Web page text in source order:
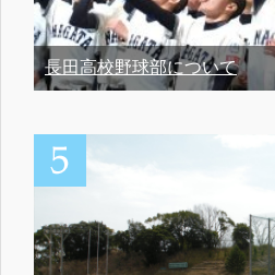
長田高校野球部について